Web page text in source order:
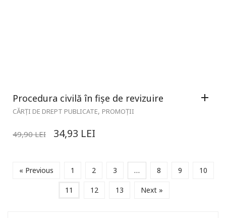
Procedura civilă în fișe de revizuire
CĂRȚI DE DREPT PUBLICATE, PROMOȚII
49,90LEI 34,93 LEI
« Previous 1 2 3 … 8 9 10
11 12 13 Next »